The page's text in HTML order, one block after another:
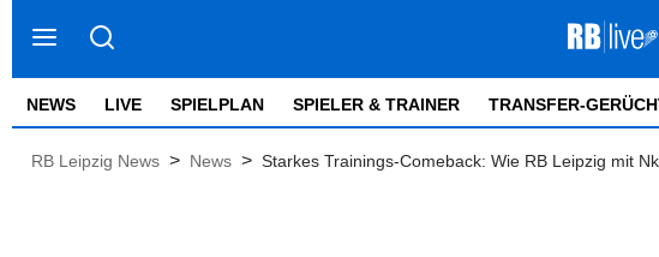
NEWS LIVE SPIELPLAN SPIELER & TRAINER TRANSFER-
RB Leipzig News > News > Starkes Trainings-Comeback: Wie RB Leipzig mit